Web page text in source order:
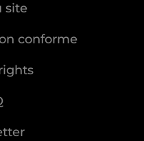
site
conforme